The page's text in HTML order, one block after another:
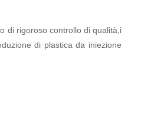
di rigoroso controllo di qualità,i
di plastica da iniezione